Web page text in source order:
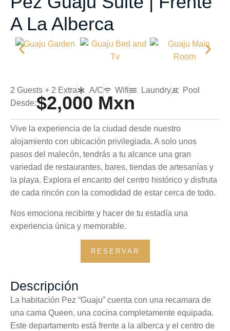
A La Alberca
2 Guests + 2 Extra A/C Wifi Laundry
Pool
Desde:$2,000 Mxn
Vive la experiencia de la ciudad desde nuestro
alojamiento con ubicación privilegiada. A solo unos
pasos del malecón, tendrás a tu alcance una gran
variedad de restaurantes, bares, tiendas de artesanías y
la playa. Explora el encanto del centro histórico y disfruta
de cada rincón con la comodidad de estar cerca de todo.
Nos emociona recibirte y hacer de tu estadía una
experiencia única y memorable.
RESERVAR
Descripción
La habitación Pez “Guaju” cuenta con una recamara de
una cama Queen, una cocina completamente equipada.
Este departamento está frente a la alberca y el centro de